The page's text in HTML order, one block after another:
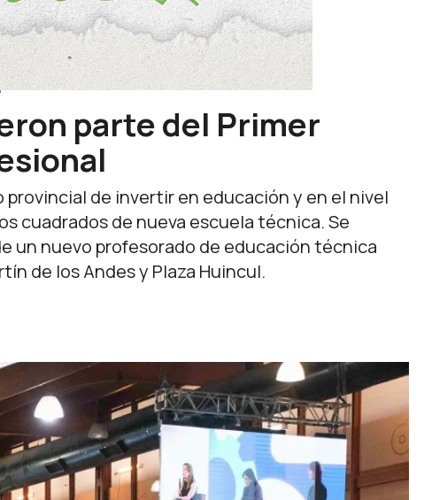
parte del Primer
de invertir en educación y en el nivel
cuadrados de nueva escuela técnica. Se
un nuevo profesorado de educación técnica
de los Andes y Plaza Huincul.